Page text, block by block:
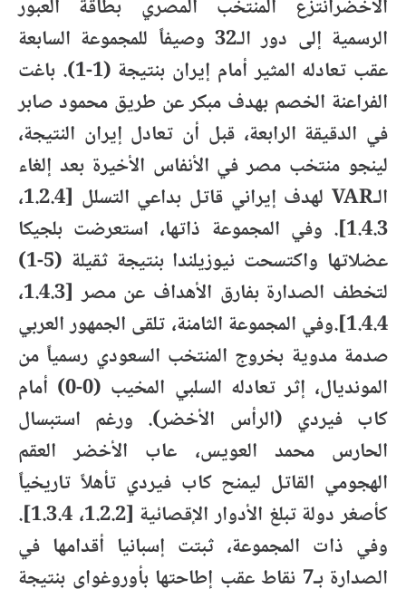
الأخضرانتزع المنتخب المصري بطاقة العبور
الرسمية إلى دور الـ32 وصيفاً للمجموعة السابعة
عقب تعادله المثير أمام إيران بنتيجة (1-1). باغت
الفراعنة الخصم بهدف مبكر عن طريق محمود صابر
في الدقيقة الرابعة، قبل أن تعادل إيران النتيجة،
لينجو منتخب مصر في الأنفاس الأخيرة بعد إلغاء
الـVAR لهدف إيراني قاتل بداعي التسلل [1.2.4،
1.4.3]. وفي المجموعة ذاتها، استعرضت بلجيكا
عضلاتها واكتسحت نيوزيلندا بنتيجة ثقيلة (5-1)
لتخطف الصدارة بفارق الأهداف عن مصر [1.4.3،
1.4.4].وفي المجموعة الثامنة، تلقى الجمهور العربي
صدمة مدوية بخروج المنتخب السعودي رسمياً من
المونديال، إثر تعادله السلبي المخيب (0-0) أمام
كاب فيردي (الرأس الأخضر). ورغم استبسال
الحارس محمد العويس، عاب الأخضر العقم
الهجومي القاتل ليمنح كاب فيردي تأهلاً تاريخياً
كأصغر دولة تبلغ الأدوار الإقصائية [1.2.2، 1.3.4].
وفي ذات المجموعة، ثبتت إسبانيا أقدامها في
الصدارة بـ7 نقاط عقب إطاحتها بأوروغواي بنتيجة